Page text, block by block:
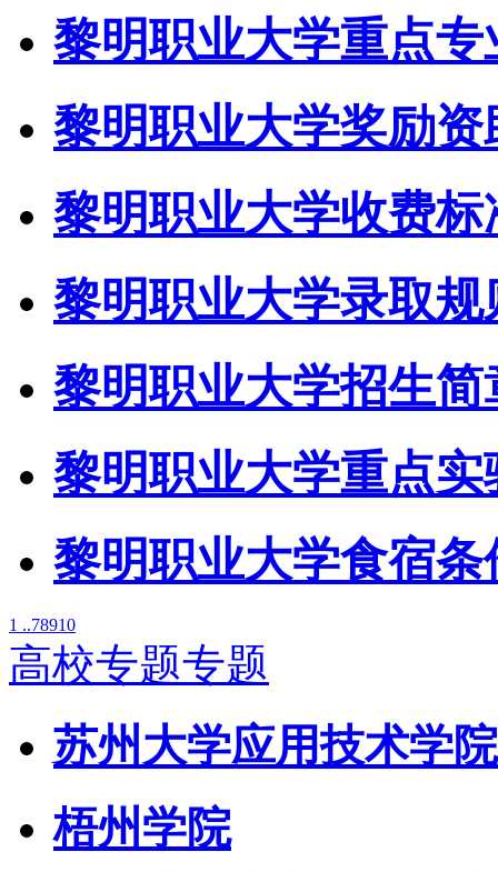
黎明职业大学重点专
黎明职业大学奖励资
黎明职业大学收费标
黎明职业大学录取规
黎明职业大学招生简
黎明职业大学重点实
黎明职业大学食宿条
1 ..78910
高校专题专题
苏州大学应用技术学院
梧州学院